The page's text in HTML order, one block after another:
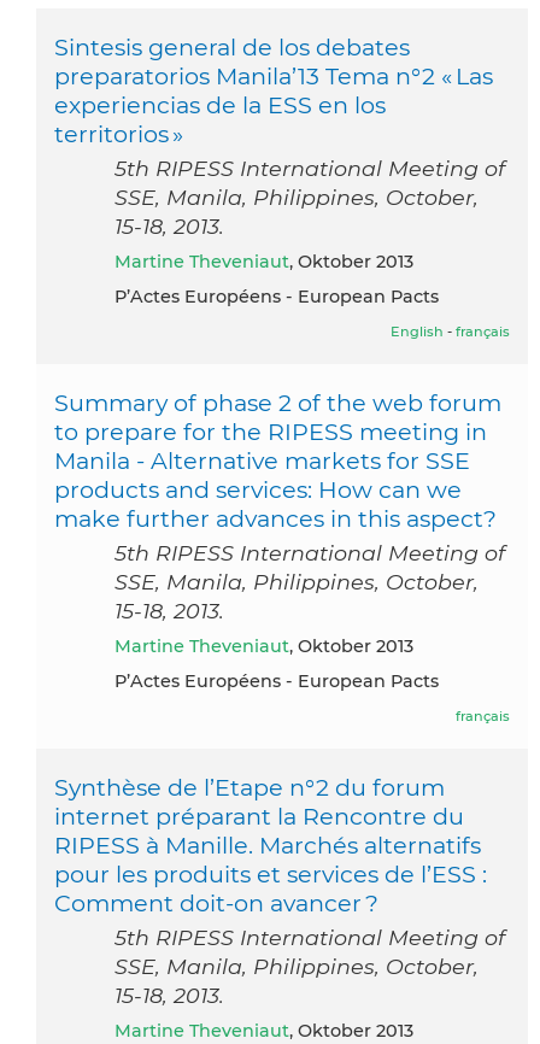
Sintesis general de los debates
preparatorios Manila’13 Tema n°2 « Las
experiencias de la ESS en los
territorios »
5th RIPESS International Meeting of
SSE, Manila, Philippines, October,
15-18, 2013.
Martine Theveniaut, Oktober 2013
P’Actes Européens - European Pacts
English - français
Summary of phase 2 of the web forum
to prepare for the RIPESS meeting in
Manila - Alternative markets for SSE
products and services: How can we
make further advances in this aspect?
5th RIPESS International Meeting of
SSE, Manila, Philippines, October,
15-18, 2013.
Martine Theveniaut, Oktober 2013
P’Actes Européens - European Pacts
français
Synthèse de l’Etape n°2 du forum
internet préparant la Rencontre du
RIPESS à Manille. Marchés alternatifs
pour les produits et services de l’ESS :
Comment doit-on avancer ?
5th RIPESS International Meeting of
SSE, Manila, Philippines, October,
15-18, 2013.
Martine Theveniaut, Oktober 2013